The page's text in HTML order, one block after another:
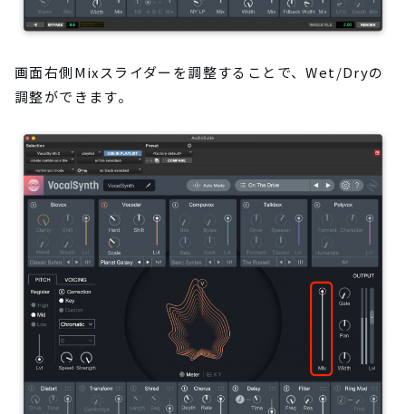
画面右側Mixスライダーを調整することで、Wet/Dryの
調整ができます。